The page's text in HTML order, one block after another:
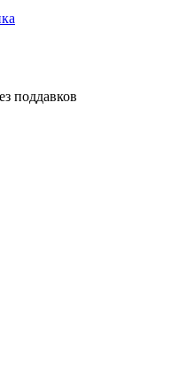
поддавков